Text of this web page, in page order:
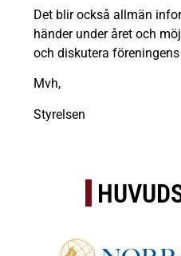
Det blir också allmän
händer under året och
och diskutera
Mvh,
Styrelsen